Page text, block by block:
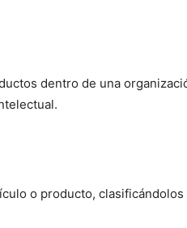
dentro de una
o producto,